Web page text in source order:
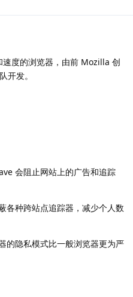
速度的浏览器，由前 Mozilla 创
开发。
会阻止网站上的广告和追踪
各种跨站点追踪器，减少个人数
的隐私模式比一般浏览器更为严